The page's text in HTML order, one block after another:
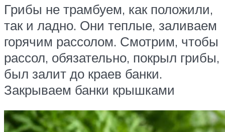
Грибы не трамбуем, как положили,
так и ладно. Они теплые, заливаем
горячим рассолом. Смотрим, чтобы
рассол, обязательно, покрыл грибы,
был залит до краев банки.
Закрываем банки крышками